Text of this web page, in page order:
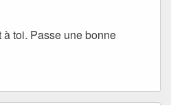
toi. Passe une bonne